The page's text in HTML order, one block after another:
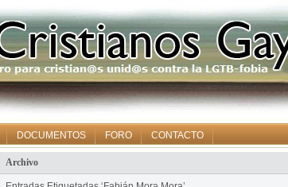
DOCUMENTOS FORO CONTACTO
Archivo